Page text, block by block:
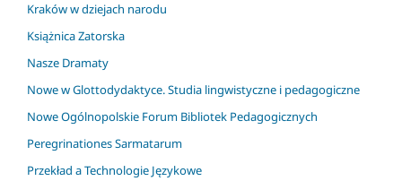
Kraków w dziejach narodu
Książnica Zatorska
Nasze Dramaty
Nowe w Glottodydaktyce. Studia lingwistyczne i pedagogiczne
Nowe Ogólnopolskie Forum Bibliotek Pedagogicznych
Peregrinationes Sarmatarum
Przekład a Technologie Językowe